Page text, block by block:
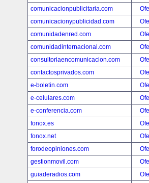
comunicacionpublicitaria.com
comunicacionypublicidad.com
comunidadenred.com
comunidadinternacional.com
consultoriaencomunicacion.com
contactosprivados.com
e-boletin.com
e-celulares.com
e-conferencia.com
fonox.es
fonox.net
forodeopiniones.com
gestionmovil.com
guiaderadios.com